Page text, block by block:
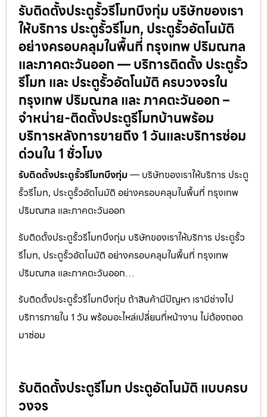
รับติดตั้งประตูรั้วรีโมทบึงกุ่ม บริษัทของเรา
ให้บริการ ประตูรั้วรีโมท, ประตูรั้วอัตโนมัติ
อย่างครอบคลุมในพื้นที่ กรุงเทพ ปริมณฑล
และภาคตะวันออก — บริการติดตั้ง ประตูรั้ว
รีโมท และ ประตูรั้วอัตโนมัติ ครบวงจรใน
กรุงเทพ ปริมณฑล และ ภาคตะวันออก –
จำหน่าย-ติดตั้งประตูรีโมทบ้านพร้อม
บริการหลังการขายถึง 1 วันและบริการซ่อม
ด่วนใน 1 ชั่วโมง
รับติดตั้งประตูรั้วรีโมทบึงกุ่ม— บริษัทของเราให้บริการ ประตู
รั้วรีโมท, ประตูรั้วอัตโนมัติ อย่างครอบคลุมในพื้นที่ กรุงเทพ
ปริมณฑล และภาคตะวันออก
รับติดตั้งประตูรั้วรีโมทบึงกุ่ม บริษัทของเราให้บริการ ประตูรั้ว
รีโมท, ประตูรั้วอัตโนมัติ อย่างครอบคลุมในพื้นที่ กรุงเทพ
ปริมณฑล และภาคตะวันออก…
รับติดตั้งประตูรั้วรีโมทบึงกุ่ม ถ้าสินค้ามีปัญหา เรามีช่างไป
บริการภายใน 1 วัน พร้อมอะไหล่เปลี่ยนที่หน้างาน ไม่ต้องถอด
มาซ่อม
รับติดตั้งประตูรีโมท ประตูอัตโนมัติ แบบครบ
วงจร